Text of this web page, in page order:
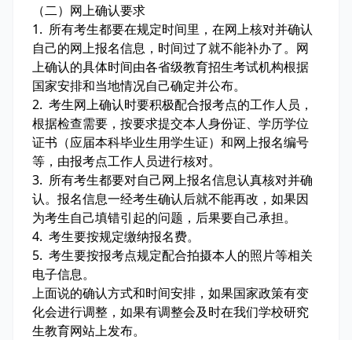
（二）网上确认要求
1. 所有考生都要在规定时间里，在网上核对并确认
自己的网上报名信息，时间过了就不能补办了。网
上确认的具体时间由各省级教育招生考试机构根据
国家安排和当地情况自己确定并公布。
2. 考生网上确认时要积极配合报考点的工作人员，
根据检查需要，按要求提交本人身份证、学历学位
证书（应届本科毕业生用学生证）和网上报名编号
等，由报考点工作人员进行核对。
3. 所有考生都要对自己网上报名信息认真核对并确
认。报名信息一经考生确认后就不能再改，如果因
为考生自己填错引起的问题，后果要自己承担。
4. 考生要按规定缴纳报名费。
5. 考生要按报考点规定配合拍摄本人的照片等相关
电子信息。
上面说的确认方式和时间安排，如果国家政策有变
化会进行调整，如果有调整会及时在我们学校研究
生教育网站上发布。